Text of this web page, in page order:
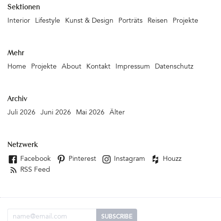
Sektionen
Interior Lifestyle Kunst & Design Porträts Reisen Projekte
Mehr
Home Projekte About Kontakt Impressum Datenschutz
Archiv
Juli 2026 Juni 2026 Mai 2026 Älter
Netzwerk
Facebook Pinterest Instagram
Houzz
RSS Feed
Email Adresse SUBSCRIBE